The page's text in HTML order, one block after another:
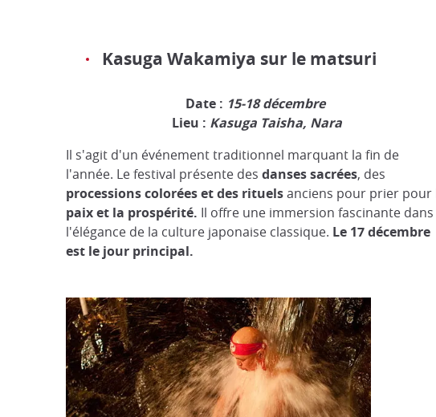
Kasuga Wakamiya sur le matsuri
Date : 15-18 décembre
Lieu : Kasuga Taisha, Nara
Il s'agit d'un événement traditionnel marquant la fin de
l'année. Le festival présente des dansessacrées, des
processions colorées et des rituelsanciens pour prier pour
paix et la prospérité. Il offre une immersion fascinante dans
l'élégance de la culture japonaise classique. Le 17 décembre
est le jour principal.